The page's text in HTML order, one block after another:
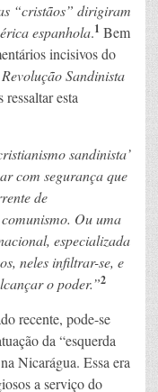
“cristãos” dirigiram
espanhola.1 Bem
incisivos do
Revolução Sandinista
esta
sandinista’
com segurança que
de
comunismo. Ou uma
especializada
neles infiltrar-se, e
o poder.”2
recente, pode-se
da “esquerda
Nicarágua. Essa era
a serviço do